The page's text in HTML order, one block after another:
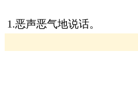
1.恶声恶气地说话。